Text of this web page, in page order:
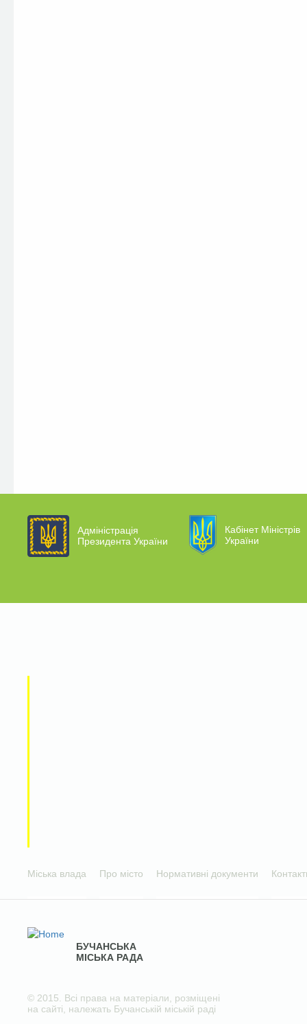
Адміністрація
Президента України
Кабінет Міністрів
України
Міська влада Про місто Нормативні документи
БУЧАНСЬКА
МІСЬКА РАДА
© 2015. Всі права на матеріали, розміщені
на сайті, належать Бучанській міській раді